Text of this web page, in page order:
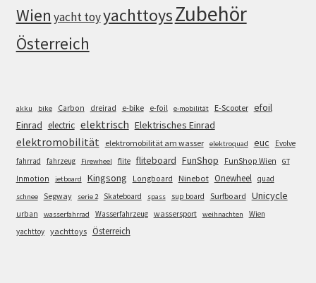
Wien yacht toyyachttoysZubehör
Österreich
akku bike Carbon dreirad e-bike e-foil e-mobilität E-Scooter efoil
Einrad electric elektrisch Elektrisches Einrad
elektromobilität elektromobilität am wasser elektroquad euc
Evolve
fahrrad
fahrzeug Firewheel flite fliteboard FunShop FunShop Wien GT
Inmotion jetboard Kingsong Longboard Ninebot Onewheel quad
schnee Segway serie 2 Skateboard spass sup board Surfboard Unicycle
urban wasserfahrrad Wasserfahrzeug wassersport weihnachten
Wien
yachttoy yachttoys Österreich